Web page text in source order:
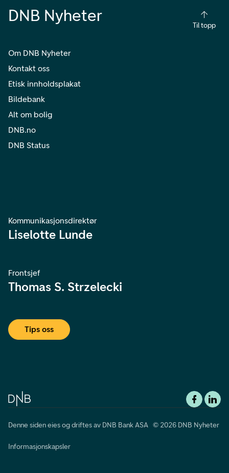
DNB Nyheter
Til topp
Om DNB Nyheter
Kontakt oss
Etisk innholdsplakat
Bildebank
Alt om bolig
DNB.no
DNB Status
Kommunikasjonsdirektør
Liselotte Lunde
Frontsjef
Thomas S. Strzelecki
Tips oss
Denne siden eies og driftes av DNB Bank ASA © 2026 DNB Nyheter
Informasjonskapsler